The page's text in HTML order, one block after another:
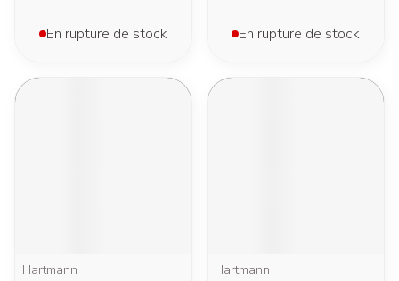
En rupture de stock En rupture de stock
Hartmann Hartmann